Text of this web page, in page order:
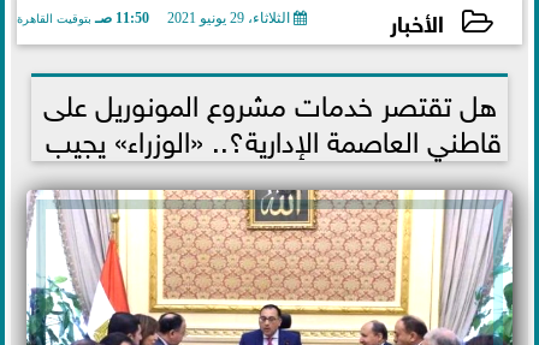
الأخبار الثلاثاء، 29 يونيو 2021 11:50 صـ بتوقيت القاهرة
2021-06-29 11:50:21
هل تقتصر خدمات مشروع المونوريل على
قاطني العاصمة الإدارية؟.. «الوزراء» يجيب